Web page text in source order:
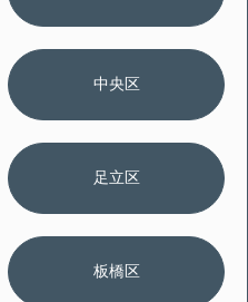
中央区
足立区
板橋区